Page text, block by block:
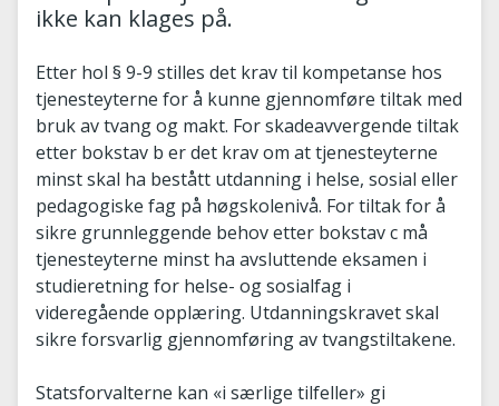
ikke kan klages på.
Etter hol § 9-9 stilles det krav til kompetanse hos
tjenesteyterne for å kunne gjennomføre tiltak med
bruk av tvang og makt. For skadeavvergende tiltak
etter bokstav b er det krav om at tjenesteyterne
minst skal ha bestått utdanning i helse, sosial eller
pedagogiske fag på høgskolenivå. For tiltak for å
sikre grunnleggende behov etter bokstav c må
tjenesteyterne minst ha avsluttende eksamen i
studieretning for helse- og sosialfag i
videregående opplæring. Utdanningskravet skal
sikre forsvarlig gjennomføring av tvangstiltakene.
Statsforvalterne kan «i særlige tilfeller» gi